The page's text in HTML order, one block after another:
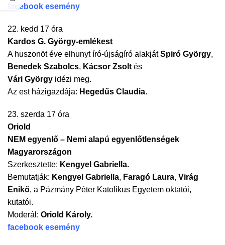
facebook esemény
22. kedd 17 óra
Kardos G. György-emlékest
A huszonöt éve elhunyt író-újságíró alakjátSpiró György,
Benedek Szabolcs, Kácsor Zsolt és
Vári György idézi meg.
Az est házigazdája: Hegedűs Claudia.
23. szerda 17 óra
Oriold
NEM egyenlő – Nemi alapú egyenlőtlenségek
Magyarországon
Szerkesztette: Kengyel Gabriella.
Bemutatják: Kengyel Gabriella, Faragó Laura, Virág
Enikő, a Pázmány Péter Katolikus Egyetem oktatói,
kutatói.
Moderál: Oriold Károly.
facebook esemény